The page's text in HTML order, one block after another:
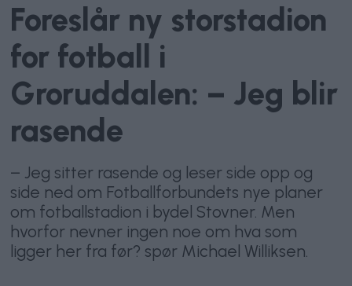
Foreslår ny storstadion
for fotball i
Groruddalen: – Jeg blir
rasende
– Jeg sitter rasende og leser side opp og
side ned om Fotballforbundets nye planer
om fotballstadion i bydel Stovner. Men
hvorfor nevner ingen noe om hva som
ligger her fra før? spør Michael Williksen.